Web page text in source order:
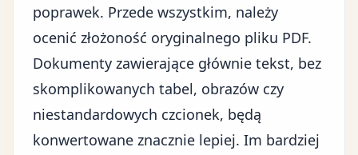
poprawek. Przede wszystkim, należy
ocenić złożoność oryginalnego pliku PDF.
Dokumenty zawierające głównie tekst, bez
skomplikowanych tabel, obrazów czy
niestandardowych czcionek, będą
konwertowane znacznie lepiej. Im bardziej